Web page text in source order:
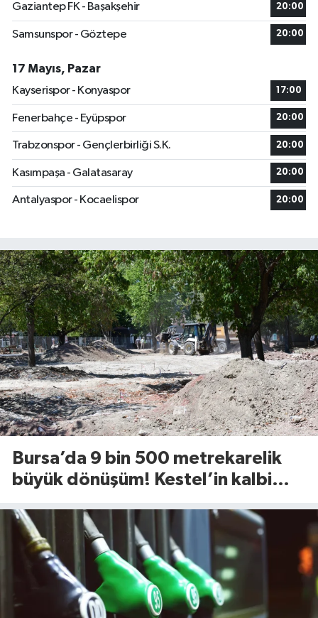
Gaziantep FK - Başakşehir 20:00
Samsunspor - Göztepe 20:00
17 Mayıs, Pazar
Kayserispor - Konyaspor
17:00
Fenerbahçe - Eyüpspor 20:00
Trabzonspor - Gençlerbirliği S.K. 20:00
Kasımpaşa - Galatasaray 20:00
Antalyaspor - Kocaelispor 20:00
Bursa’da 9 bin 500 metrekarelik
büyük dönüşüm! Kestel’in kalbi